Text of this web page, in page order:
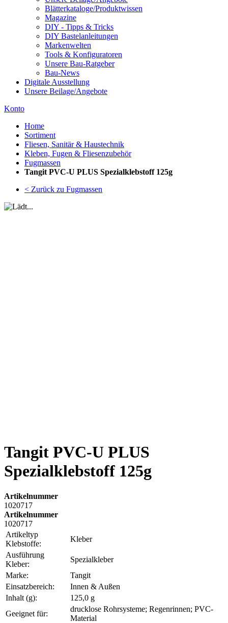
Blätterkataloge/Produktwissen
Magazine
DIY - Tipps & Tricks
DIY Bastelanleitungen
Markenwelten
Tools & Konfiguratoren
Unsere Bau-Ratgeber
Bau-News
Digitale Ausstellung
Unsere Beilage/Angebote
Konto
Home
Sortiment
Fliesen, Sanitär & Haustechnik
Kleben, Fugen & Fliesenzubehör
Fugmassen
Tangit PVC-U PLUS Spezialklebstoff 125g
< Zurück zu Fugmassen
Tangit PVC-U PLUS
Spezialklebstoff 125g
Artikelnummer
1020717
Artikelnummer
1020717
Artikeltyp
Klebstoffe:
Kleber
Ausführung
Kleber:
Spezialkleber
Marke:
Tangit
Einsatzbereich:
Innen & Außen
Inhalt (g):
125,0 g
Geeignet für:
drucklose Rohrsysteme; Regenrinnen; PVC-
Material